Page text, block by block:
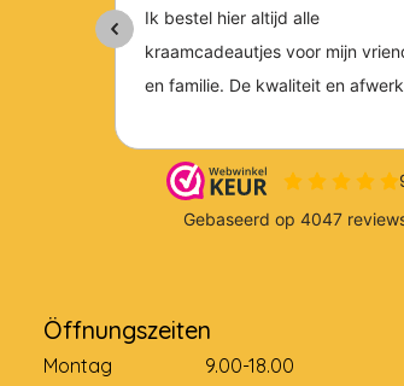
Öffnungszeiten
Montag
9.00-18.00